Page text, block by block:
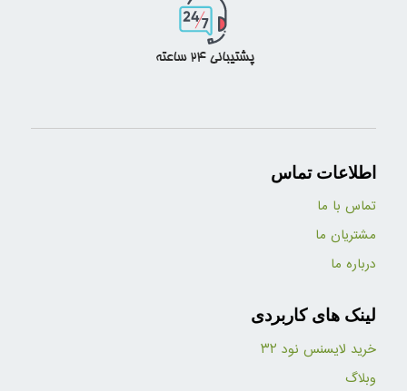
اطلاعات تماس
تماس با ما
مشتریان ما
درباره ما
لینک های کاربردی
خرید لایسنس نود ۳۲
وبلاگ